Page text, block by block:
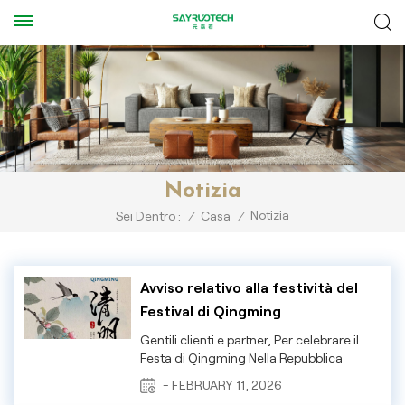
Notizia
Sei Dentro : / Casa / Notizia
Avviso relativo alla festività del
Festival di Qingming
Gentili clienti e partner, Per celebrare il
Festa di Qingming Nella Repubblica
Popolare Cinese, la nostra azienda
osserverà il seguente calendario
- FEBRUARY 11, 2026